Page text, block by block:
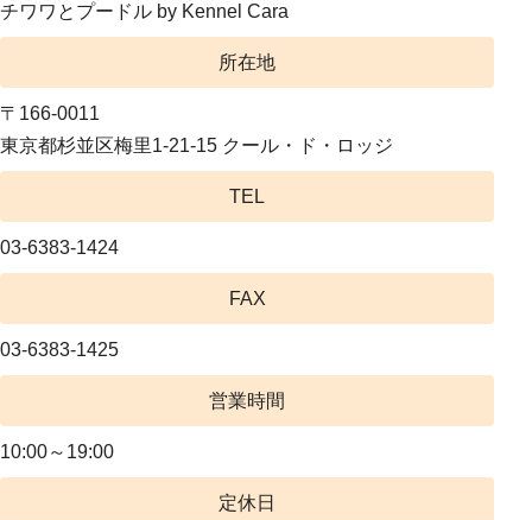
チワワとプードル by Kennel Cara
所在地
〒166-0011
東京都杉並区梅里1-21-15 クール・ド・ロッジ
TEL
03-6383-1424
FAX
03-6383-1425
営業時間
10:00～19:00
定休日